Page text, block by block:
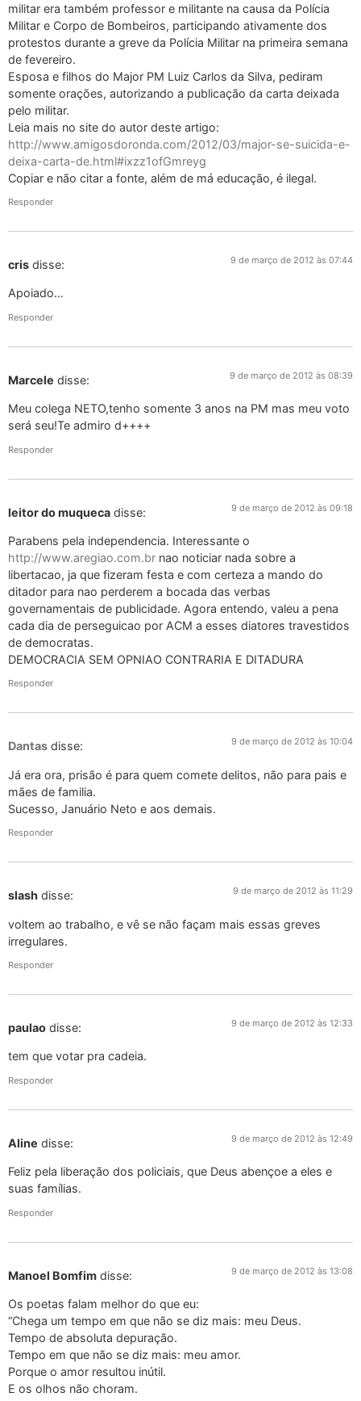
militar era também professor e militante na causa da Polícia
Militar e Corpo de Bombeiros, participando ativamente dos
protestos durante a greve da Polícia Militar na primeira semana
de fevereiro.
Esposa e filhos do Major PM Luiz Carlos da Silva, pediram
somente orações, autorizando a publicação da carta deixada
pelo militar.
Leia mais no site do autor deste artigo:
http://www.amigosdoronda.com/2012/03/major-se-suicida-e-
deixa-carta-de.html#ixzz1ofGmreyg
Copiar e não citar a fonte, além de má educação, é ilegal.
Responder
cris disse: 9 de março de 2012 às 07:44
Apoiado…
Responder
Marcele disse: 9 de março de 2012 às 08:39
Meu colega NETO,tenho somente 3 anos na PM mas meu voto
será seu!Te admiro d++++
Responder
leitor do muqueca disse: 9 de março de 2012 às 09:18
Parabens pela independencia. Interessante o
http://www.aregiao.com.br nao noticiar nada sobre a
libertacao, ja que fizeram festa e com certeza a mando do
ditador para nao perderem a bocada das verbas
governamentais de publicidade. Agora entendo, valeu a pena
cada dia de perseguicao por ACM a esses diatores travestidos
de democratas.
DEMOCRACIA SEM OPNIAO CONTRARIA E DITADURA
Responder
Dantas disse: 9 de março de 2012 às 10:04
Já era ora, prisão é para quem comete delitos, não para pais e
mães de familia.
Sucesso, Januário Neto e aos demais.
Responder
slash disse: 9 de março de 2012 às 11:29
voltem ao trabalho, e vê se não façam mais essas greves
irregulares.
Responder
paulao disse: 9 de março de 2012 às 12:33
tem que votar pra cadeia.
Responder
Aline disse: 9 de março de 2012 às 12:49
Feliz pela liberação dos policiais, que Deus abençoe a eles e
suas famílias.
Responder
Manoel Bomfim disse: 9 de março de 2012 às 13:08
Os poetas falam melhor do que eu:
“Chega um tempo em que não se diz mais: meu Deus.
Tempo de absoluta depuração.
Tempo em que não se diz mais: meu amor.
Porque o amor resultou inútil.
E os olhos não choram.